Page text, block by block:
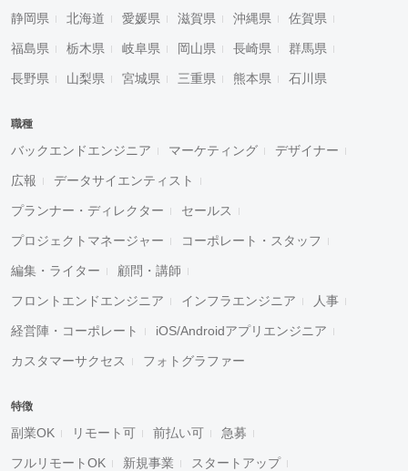
静岡県 北海道 愛媛県 滋賀県 沖縄県 佐賀県
福島県 栃木県 岐阜県 岡山県 長崎県 群馬県
長野県 山梨県 宮城県 三重県 熊本県 石川県
職種
バックエンドエンジニア マーケティング デザイナー
広報 データサイエンティスト
プランナー・ディレクター セールス
プロジェクトマネージャー コーポレート・スタッフ
編集・ライター 顧問・講師
フロントエンドエンジニア インフラエンジニア 人事
経営陣・コーポレート iOS/Androidアプリエンジニア
カスタマーサクセス フォトグラファー
特徴
副業OK リモート可 前払い可 急募
フルリモートOK 新規事業 スタートアップ